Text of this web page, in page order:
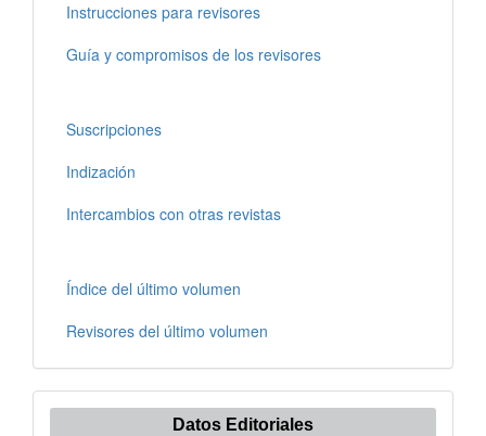
Instrucciones para revisores
Guía y compromisos de los revisores
Suscripciones
Indización
Intercambios con otras revistas
Índice del último volumen
Revisores del último volumen
Datos Editoriales